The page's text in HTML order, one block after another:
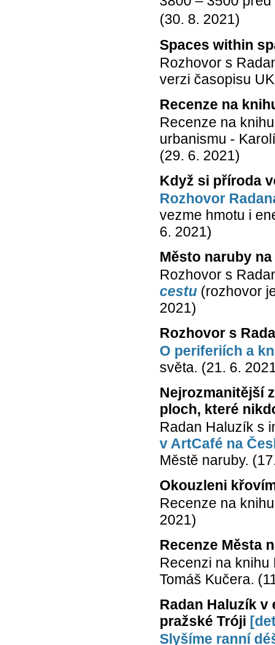
(30. 8. 2021)
Spaces within
Rozhovor s
verzi časopisu
Recenze na
Recenze na
urbanismu -
(29. 6. 2021)
Když si příroda
Rozhovor
vezme hmotu i
6. 2021)
Město naruby
Rozhovor s
cestu (rozhovor
2021)
Rozhovor s
O periferiích a
světa. (21. 6.
Nejrozmanitější
ploch, které
Radan Haluzík s
v ArtCafé na
Městě naruby.
Okouzleni
Recenze na
2021)
Recenze Města
Recenzi na knihu
Tomáš Kučera.
Radan Haluzík
pražské Tróji
Slyšíme ranní